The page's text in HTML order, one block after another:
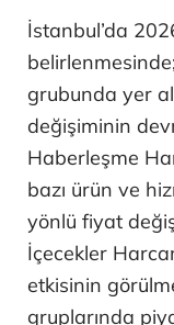
İstanbul’da
grubunda yer
değişiminin
Haberleşme
bazı ürün ve
yönlü fiyat
İçecekler
etkisinin
gruplarında